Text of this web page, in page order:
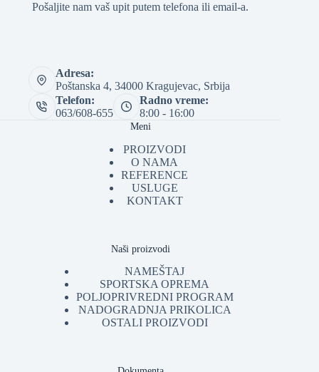
Pošaljite nam vaš upit putem telefona ili email-a.
Adresa:
Poštanska 4, 34000 Kragujevac, Srbija
Telefon:
063/608-655
Radno vreme:
8:00 - 16:00
Meni
PROIZVODI
O NAMA
REFERENCE
USLUGE
KONTAKT
Naši proizvodi
NAMEŠTAJ
SPORTSKA OPREMA
POLJOPRIVREDNI PROGRAM
NADOGRADNJA PRIKOLICA
OSTALI PROIZVODI